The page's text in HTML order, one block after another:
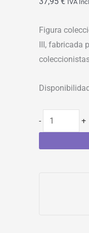
IVA
Figura
III, fabricada
- +